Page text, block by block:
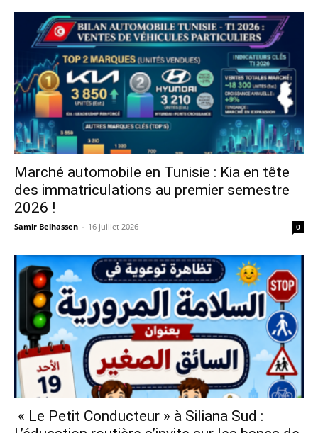
Marché automobile en Tunisie : Kia en tête
des immatriculations au premier semestre
2026 !
Samir Belhassen - 16 juillet 2026 0
« Le Petit Conducteur » à Siliana Sud :